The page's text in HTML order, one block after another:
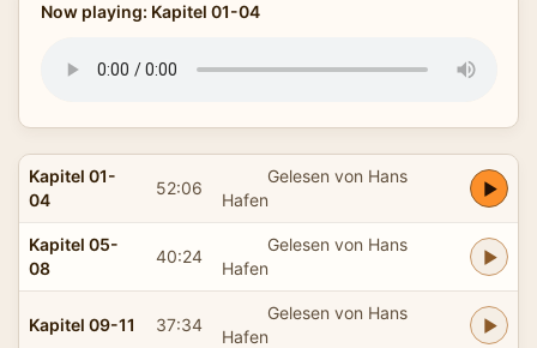
Now playing: Kapitel 01-04
Kapitel 01-
04
52:06
Gelesen von Hans
Hafen
Kapitel 05-
08
40:24
Gelesen von Hans
Hafen
Kapitel 09-11 37:34
Gelesen von Hans
Hafen